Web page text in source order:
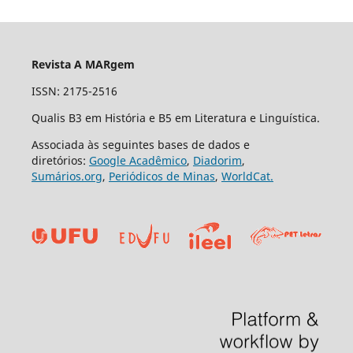
Revista A MARgem
ISSN: 2175-2516
Qualis B3 em História e B5 em Literatura e Linguística.
Associada às seguintes bases de dados e
diretórios: Google Acadêmico, Diadorim,
Sumários.org, Periódicos de Minas, WorldCat.